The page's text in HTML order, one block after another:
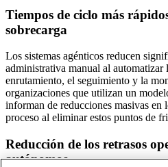
Tiempos de ciclo más
sobrecarga
Los sistemas agénticos reducen
administrativa manual al
enrutamiento, el seguimiento y la
organizaciones que utilizan un
informan de reducciones masivas en
proceso al eliminar estos puntos de
Reducción de los retrasos
autónomos